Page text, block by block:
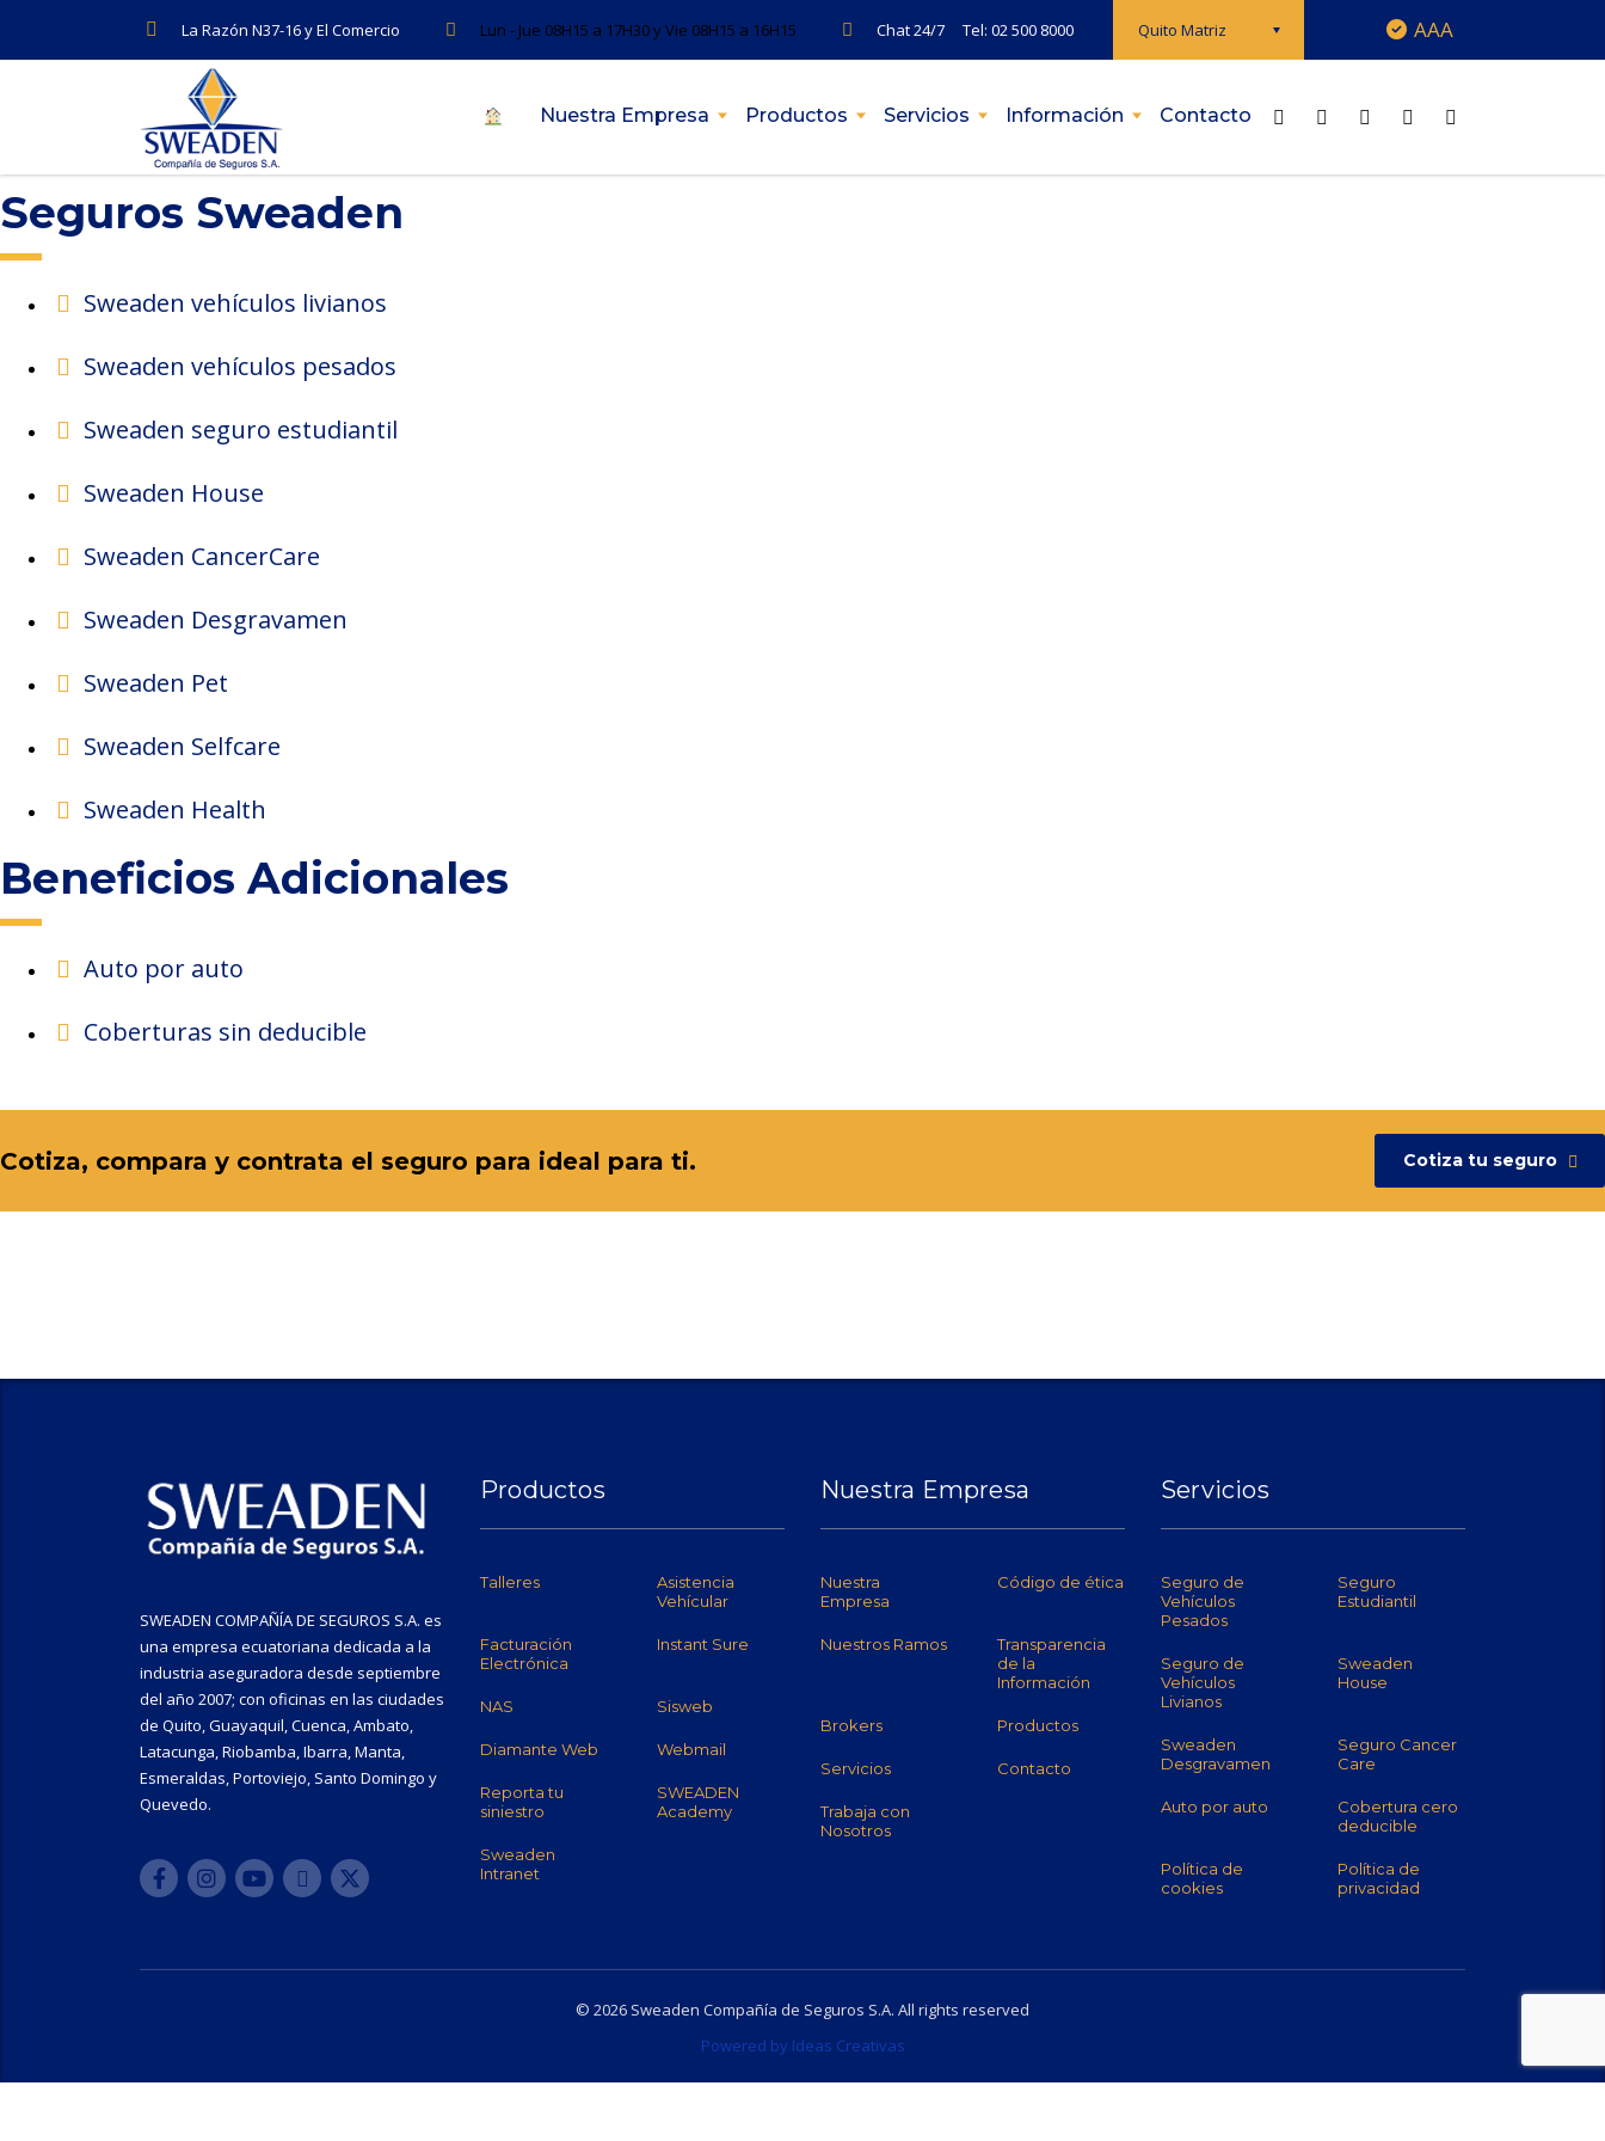
Quito Matriz
La Razón N37-16 y El Comercio Lun - Jue 08H15 a 17H30 y Vie 08H15 a 16H15 Chat 24/7 Tel: 02 500 8000 AAA
Nuestra Empresa Productos Servicios Información Contacto
Seguros Sweaden
Sweaden vehículos livianos
Sweaden vehículos pesados
Sweaden seguro estudiantil
Sweaden House
Sweaden CancerCare
Sweaden Desgravamen
Sweaden Pet
Sweaden Selfcare
Sweaden Health
Beneficios Adicionales
Auto por auto
Coberturas sin deducible
Cotiza, compara y contrata el seguro para ideal para ti. Cotiza tu seguro
SWEADEN COMPAÑÍA DE SEGUROS S.A. es
una empresa ecuatoriana dedicada a la
industria aseguradora desde septiembre
del año 2007; con oficinas en las ciudades
de Quito, Guayaquil, Cuenca, Ambato,
Latacunga, Riobamba, Ibarra, Manta,
Esmeraldas, Portoviejo, Santo Domingo y
Quevedo.
Productos
Talleres
Asistencia
Vehícular
Facturación
Electrónica
Instant Sure
NAS Sisweb
Diamante Web Webmail
Reporta tu
siniestro
SWEADEN
Academy
Sweaden
Intranet
Nuestra Empresa
Nuestra
Empresa
Código de ética
Nuestros Ramos
Transparencia
de la
Información
Brokers Productos
Servicios Contacto
Trabaja con
Nosotros
Servicios
Seguro de
Vehículos
Pesados
Seguro
Estudiantil
Seguro de
Vehículos
Livianos
Sweaden
House
Sweaden
Desgravamen
Seguro Cancer
Care
Auto por auto
Cobertura cero
deducible
Política de
cookies
Política de
privacidad
© 2026 Sweaden Compañía de Seguros S.A. All rights reserved
Powered by Ideas Creativas